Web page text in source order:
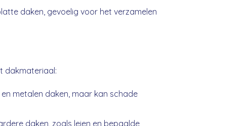
daken, gevoelig voor het verzamelen
dakmateriaal:
metalen daken, maar kan schade
daken, zoals leien en bepaalde